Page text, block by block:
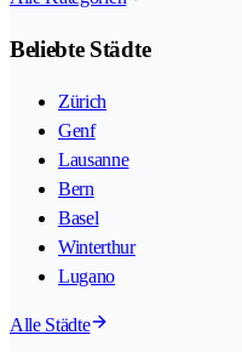
Beliebte Städte
Zürich
Genf
Lausanne
Bern
Basel
Winterthur
Lugano
Alle Städte